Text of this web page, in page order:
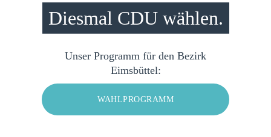
Diesmal CDU wählen.
Unser Programm für den Bezirk
Eimsbüttel:
WAHLPROGRAMM